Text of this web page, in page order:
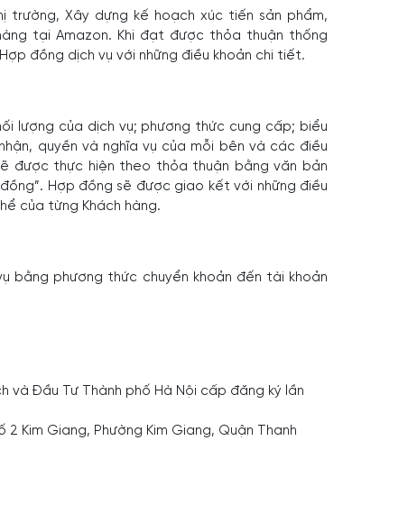
trường, Xây dựng kế hoạch xúc tiến sản phẩm,
tại Amazon. Khi đạt được thỏa thuận thống
đồng dịch vụ với những điều khoản chi tiết.
lượng của dịch vụ; phương thức cung cấp; biểu
quyền và nghĩa vụ của mỗi bên và các điều
được thực hiện theo thỏa thuận bằng văn bản
Hợp đồng sẽ được giao kết với những điều
của từng Khách hàng.
bằng phương thức chuyển khoản đến tài khoản
và Đầu Tư Thành phố Hà Nội cấp đăng ký lần
2 Kim Giang, Phường Kim Giang, Quận Thanh